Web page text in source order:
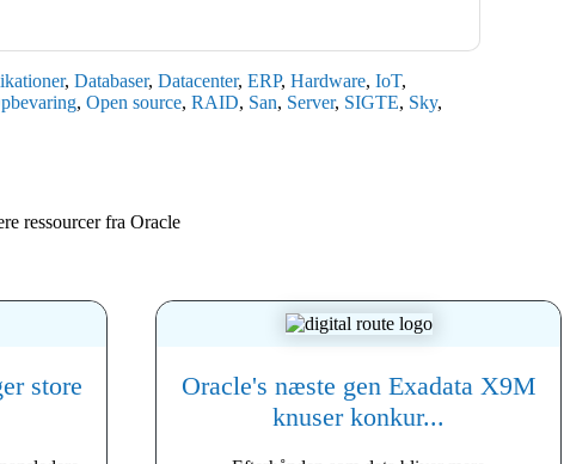
, Databaser, Datacenter, ERP, Hardware, IoT,
, Open source, RAID, San, Server, SIGTE, Sky,
ressourcer fra Oracle
store
Oracle's næste gen Exadata X9M
knuser konkur...